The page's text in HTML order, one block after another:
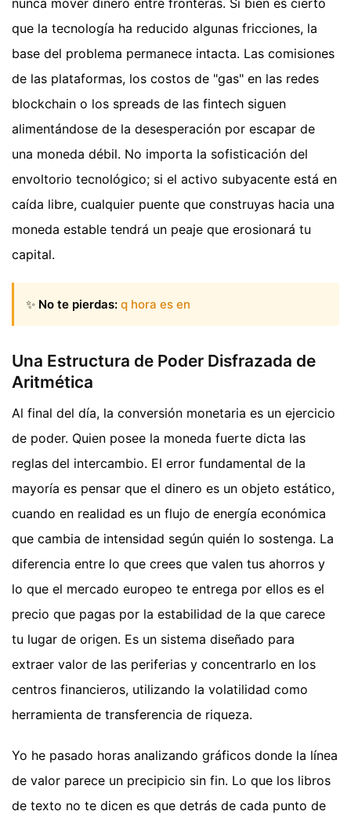
nunca mover dinero entre fronteras. Si bien es cierto
que la tecnología ha reducido algunas fricciones, la
base del problema permanece intacta. Las comisiones
de las plataformas, los costos de "gas" en las redes
blockchain o los spreads de las fintech siguen
alimentándose de la desesperación por escapar de
una moneda débil. No importa la sofisticación del
envoltorio tecnológico; si el activo subyacente está en
caída libre, cualquier puente que construyas hacia una
moneda estable tendrá un peaje que erosionará tu
capital.
✨ No te pierdas: q hora es en
Una Estructura de Poder Disfrazada de
Aritmética
Al final del día, la conversión monetaria es un ejercicio
de poder. Quien posee la moneda fuerte dicta las
reglas del intercambio. El error fundamental de la
mayoría es pensar que el dinero es un objeto estático,
cuando en realidad es un flujo de energía económica
que cambia de intensidad según quién lo sostenga. La
diferencia entre lo que crees que valen tus ahorros y
lo que el mercado europeo te entrega por ellos es el
precio que pagas por la estabilidad de la que carece
tu lugar de origen. Es un sistema diseñado para
extraer valor de las periferias y concentrarlo en los
centros financieros, utilizando la volatilidad como
herramienta de transferencia de riqueza.
Yo he pasado horas analizando gráficos donde la línea
de valor parece un precipicio sin fin. Lo que los libros
de texto no te dicen es que detrás de cada punto de